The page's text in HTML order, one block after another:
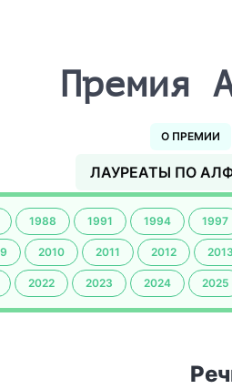
Премия
О ПРЕМИИ
ЛАУРЕАТЫ ПО
1988 1991 1994 1997
2010 2011 2012 2013
2022 2023 2024 2025